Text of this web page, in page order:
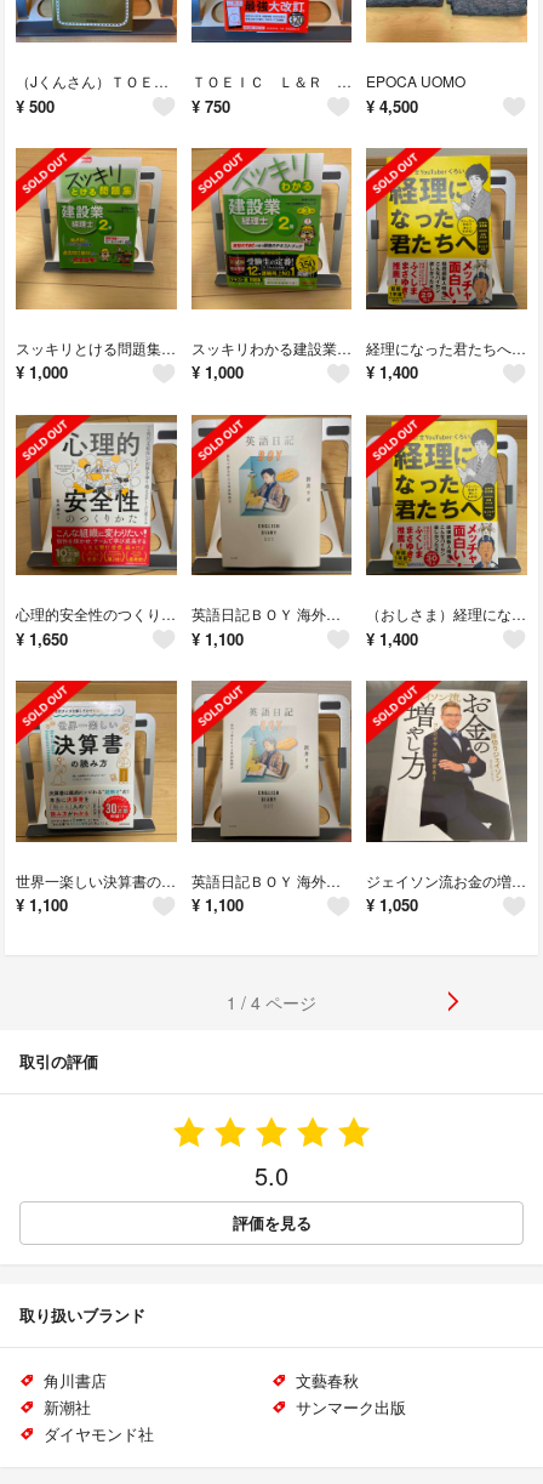
（Jくんさん）ＴＯＥＩＣ Ｌ＆Ｒ ＴＥＳＴ出る単特急金のフレ－ズ 新形式対応
¥ 500
ＴＯＥＩＣ Ｌ＆Ｒ ＴＥＳＴ出る単特急金のフレ－ズ 新形式対応
¥ 750
EPOCA UOMO
¥ 4,500
スッキリとける問題集建設業経理士２級 ’２２年９月・’２３年３月検定
¥ 1,000
スッキリわかる建設業経理士２級 第３版
¥ 1,000
経理になった君たちへ ストーリー形式で楽しくわかる！仕事の全体像／必須ス
¥ 1,400
心理的安全性のつくりかた 「心理的柔軟性」が困難を乗り越えるチームに変える
¥ 1,650
英語日記ＢＯＹ 海外で夢を叶える英語勉強法
¥ 1,100
（おしさま）経理になった君たちへ
¥ 1,400
世界一楽しい決算書の読み方 会計クイズを解くだけで財務３表がわかる
¥ 1,100
英語日記ＢＯＹ 海外で夢を叶える英語勉強法
¥ 1,100
ジェイソン流お金の増やし方
¥ 1,050
1 / 4 ページ
取引の評価
5.0
評価を見る
取り扱いブランド
角川書店
文藝春秋
新潮社
サンマーク出版
ダイヤモンド社